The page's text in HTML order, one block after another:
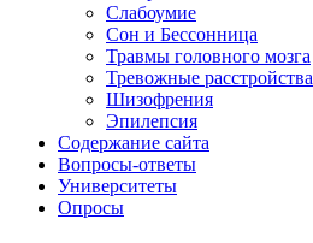
Слабоумие
Сон и Бессонница
Травмы головного мозга
Тревожные расстройства
Шизофрения
Эпилепсия
Содержание сайта
Вопросы-ответы
Университеты
Опросы